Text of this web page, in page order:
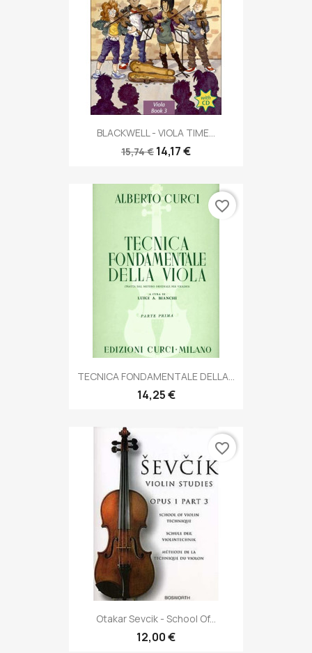
BLACKWELL - VIOLA TIME...
15,74 € 14,17 €
TECNICA FONDAMENTALE DELLA...
14,25 €
favorite_border
Otakar Sevcik - School Of...
12,00 €
favorite_border